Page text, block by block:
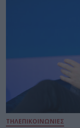
ΤΗΛΕΠΙΚΟΙΝΩΝΙΕΣ